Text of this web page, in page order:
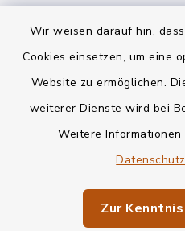
Wir weisen darauf hin,
Cookies einsetzen, um eine
Website zu ermöglichen.
weiterer Dienste wird bei
Weitere
Zur